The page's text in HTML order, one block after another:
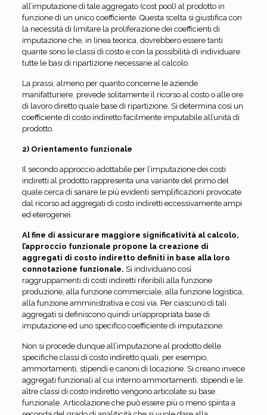
all’imputazione di tale aggregato (cost pool) al prodotto in
funzione di un unico coefficiente. Questa scelta si giustifica con
la necessità di limitare la proliferazione dei coefficienti di
imputazione che, in linea teorica, dovrebbero essere tanti
quante sono le classi di costo e con la possibilità di individuare
tutte le basi di ripartizione necessarie al calcolo.
La prassi, almeno per quanto concerne le aziende
manifatturiere, prevede solitamente il ricorso al costo o alle ore
di lavoro diretto quale base di ripartizione. Si determina così un
coefficiente di costo indiretto facilmente imputabile all’unità di
prodotto.
2) Orientamento funzionale
Il secondo approccio adottabile per l’imputazione dei costi
indiretti al prodotto rappresenta una variante del primo del
quale cerca di sanare le più evidenti semplificazioni provocate
dal ricorso ad aggregati di costo indiretti eccessivamente ampi
ed eterogenei.
Al fine di assicurare maggiore significatività al calcolo,
l’approccio funzionale propone la creazione di
aggregati di costo indiretto definiti in base alla loro
connotazione funzionale. Si individuano così
raggruppamenti di costi indiretti riferibili alla funzione
produzione, alla funzione commerciale, alla funzione logistica,
alla funzione amministrativa e così via. Per ciascuno di tali
aggregati si definiscono quindi un’appropriata base di
imputazione ed uno specifico coefficiente di imputazione.
Non si procede dunque all’imputazione al prodotto delle
specifiche classi di costo indiretto quali, per esempio,
ammortamenti, stipendi e canoni di locazione. Si creano invece
aggregati funzionali al cui interno ammortamenti, stipendi e le
altre classi di costo indiretto vengono articolate su base
funzionale. Articolazione che può essere più o meno spinta a